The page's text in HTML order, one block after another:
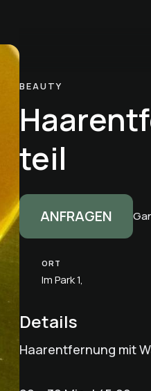
BEAUTY
teil
ANFRAGEN
ORT
Im Park 1,
Details
Haarentfernung mit